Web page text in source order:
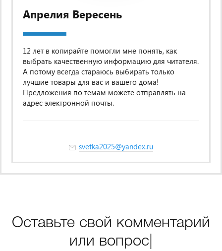
Апрелия Вересень
12 лет в копирайте помогли мне понять, как
выбрать качественную информацию для читателя.
А потому всегда стараюсь выбирать только
лучшие товары для вас и вашего дома!
Предложения по темам можете отправлять на
адрес электронной почты.
svetka2025@yandex.ru
Оставьте свой комментарий
или вопрос